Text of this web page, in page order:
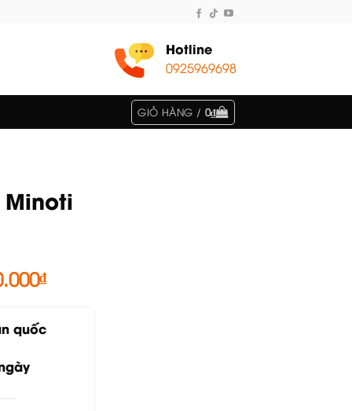
Hotline
0925969698
GIỎ HÀNG / 0₫
₫Giá
là:
quốc